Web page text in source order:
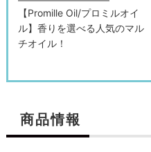
【Promille Oil/プロミルオイ
ル】香りを選べる人気のマル
チオイル！
商品情報